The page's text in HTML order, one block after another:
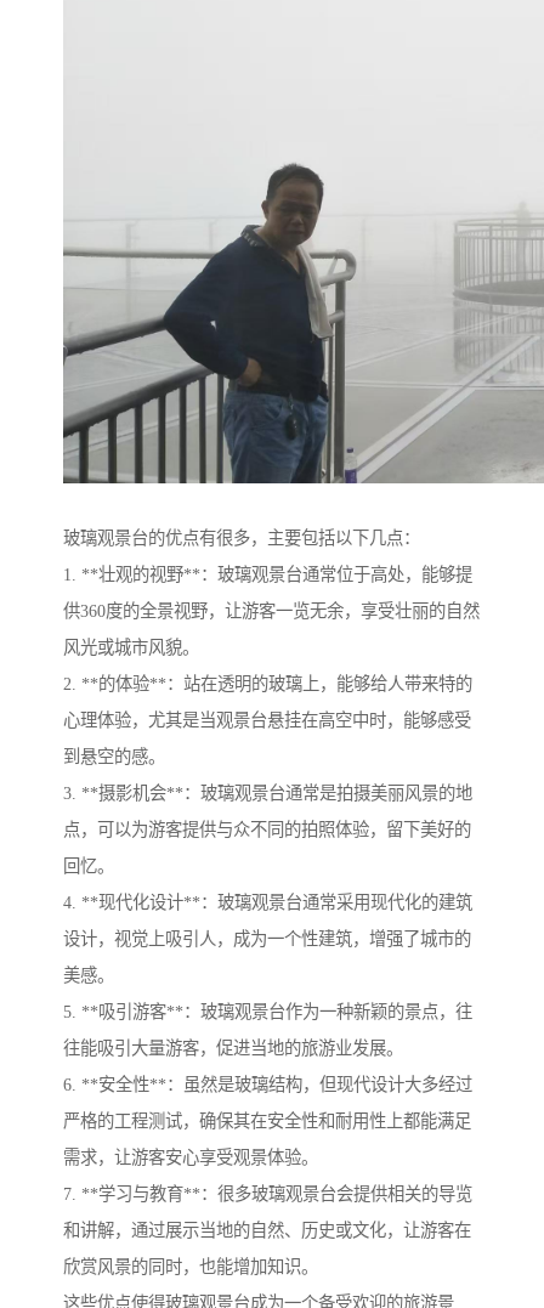
玻璃观景台的优点有很多，主要包括以下几点：
1. **壮观的视野**：玻璃观景台通常位于高处，能够提
供360度的全景视野，让游客一览无余，享受壮丽的自然
风光或城市风貌。
2. **的体验**：站在透明的玻璃上，能够给人带来特的
心理体验，尤其是当观景台悬挂在高空中时，能够感受
到悬空的感。
3. **摄影机会**：玻璃观景台通常是拍摄美丽风景的地
点，可以为游客提供与众不同的拍照体验，留下美好的
回忆。
4. **现代化设计**：玻璃观景台通常采用现代化的建筑
设计，视觉上吸引人，成为一个性建筑，增强了城市的
美感。
5. **吸引游客**：玻璃观景台作为一种新颖的景点，往
往能吸引大量游客，促进当地的旅游业发展。
6. **安全性**：虽然是玻璃结构，但现代设计大多经过
严格的工程测试，确保其在安全性和耐用性上都能满足
需求，让游客安心享受观景体验。
7. **学习与教育**：很多玻璃观景台会提供相关的导览
和讲解，通过展示当地的自然、历史或文化，让游客在
欣赏风景的同时，也能增加知识。
这些优点使得玻璃观景台成为一个备受欢迎的旅游景